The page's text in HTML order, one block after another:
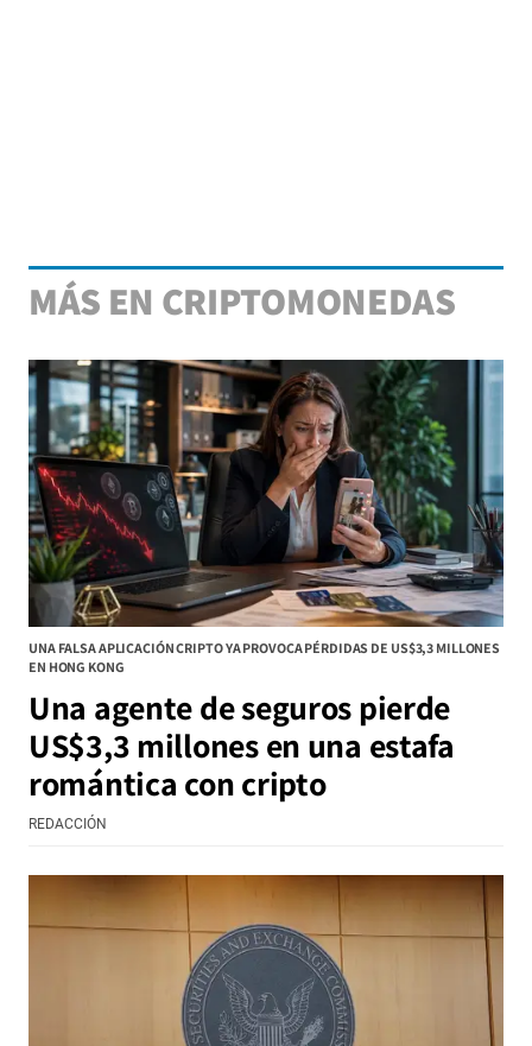
MÁS EN CRIPTOMONEDAS
UNA FALSA APLICACIÓN CRIPTO YA PROVOCA PÉRDIDAS DE US$3,3 MILLONES
EN HONG KONG
Una agente de seguros pierde
US$3,3 millones en una estafa
romántica con cripto
REDACCIÓN